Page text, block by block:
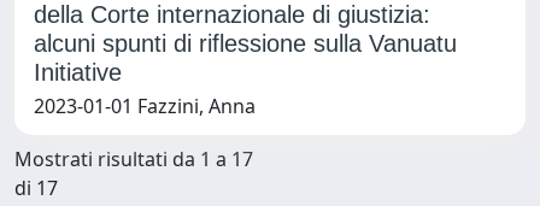
della Corte internazionale di giustizia:
alcuni spunti di riflessione sulla Vanuatu
Initiative
2023-01-01 Fazzini, Anna
Mostrati risultati da 1 a 17
di 17